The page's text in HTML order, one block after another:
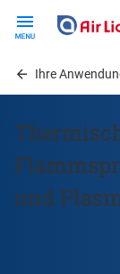
contentIhre
und